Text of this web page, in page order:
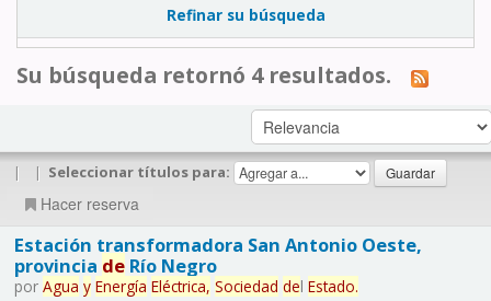
Refinar su búsqueda
Su búsqueda retornó 4 resultados.
| | Seleccionar títulos para:
Hacer reserva
Estación transformadora San Antonio Oeste,
provincia deRío Negro
por Agua y Energía Eléctrica, Sociedad del Estado.